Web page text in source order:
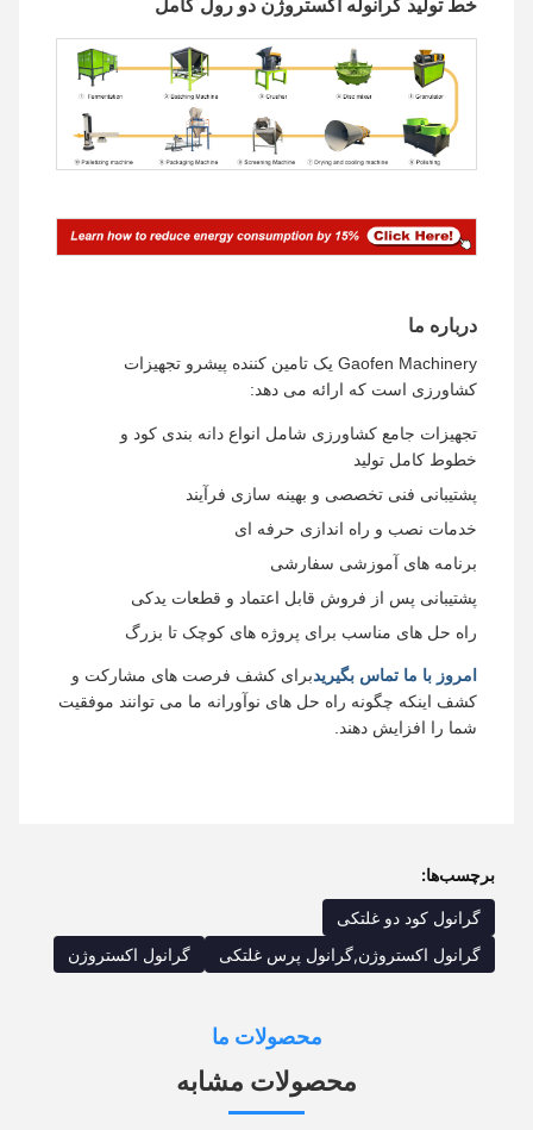
خط تولید گرانوله اکستروژن دو رول کامل
درباره ما
Gaofen Machinery یک تامین کننده پیشرو تجهیزات
کشاورزی است که ارائه می دهد:
تجهیزات جامع کشاورزی شامل انواع دانه بندی کود و
خطوط کامل تولید
پشتیبانی فنی تخصصی و بهینه سازی فرآیند
خدمات نصب و راه اندازی حرفه ای
برنامه های آموزشی سفارشی
پشتیبانی پس از فروش قابل اعتماد و قطعات یدکی
راه حل های مناسب برای پروژه های کوچک تا بزرگ
امروز با ما تماس بگیریدبرای کشف فرصت های مشارکت و
کشف اینکه چگونه راه حل های نوآورانه ما می توانند موفقیت
شما را افزایش دهند.
برچسب‌ها:
گرانول کود دو غلتکی
گرانول اکستروژن,گرانول پرس غلتکی
گرانول اکستروژن
محصولات ما
محصولات مشابه